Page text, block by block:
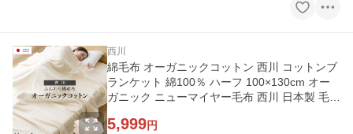
西川
綿毛布 オーガニックコットン 西川 コットンブ
ランケット 綿100％ ハーフ 100×130cm オー
ガニック ニューマイヤー毛布 西川 日本製 毛布
5,999円